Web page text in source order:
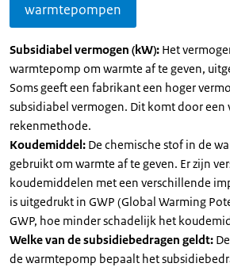
warmtepompen
Subsidiabel vermogen (kW): Het
warmtepomp om warmte af te geven,
Soms geeft een fabrikant een hoger
subsidiabel vermogen. Dit komt door een
rekenmethode.
Koudemiddel: De chemische stof in de
gebruikt om warmte af te geven. Er zijn
koudemiddelen met een verschillende
is uitgedrukt in GWP (Global Warming
GWP, hoe minder schadelijk het
Welke van de subsidiebedragen geldt:
de warmtepomp bepaalt het